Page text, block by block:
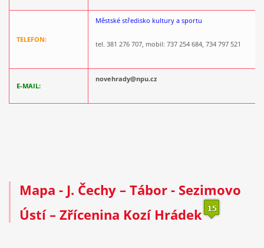
TELEFON:
Městské středisko kultury a sportu
tel. 381 276 707, mobil: 737 254 684, 734 797 521
E-MAIL:
novehrady@npu.cz
Mapa - J. Čechy – Tábor - Sezimovo
Ústí – Zřícenina Kozí Hrádek